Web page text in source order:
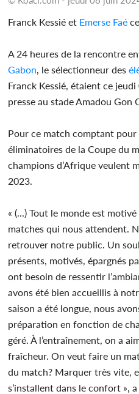
Franck Kessié et Emerse Faé
A 24 heures de la rencontre
Gabon , le sélectionneur des
Franck Kessié, étaient ce
presse au stade Amadou Gon
Pour ce match comptant pour
éliminatoires de la Coupe du
champions d’Afrique veulent
2023.
« (...) Tout le monde est
matches qui nous attendent.
retrouver notre public. Un
présents, motivés, épargnés
ont besoin de ressentir
avons été bien accueillis à
saison a été longue, nous
préparation en fonction de
géré. À l’entraînement, on a
fraîcheur. On veut faire un
du match? Marquer très vite,
s’installent dans le confort »,